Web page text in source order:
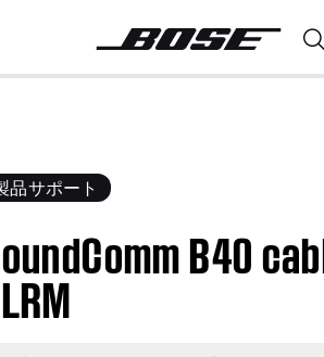
品サポート
B40